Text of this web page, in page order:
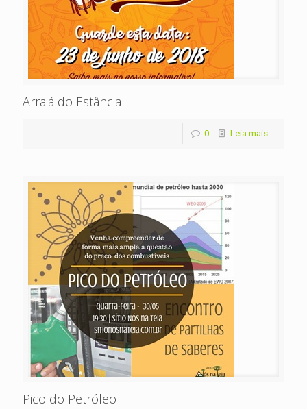
Arraiá do Estância
0 Leia mais...
Pico do Petróleo